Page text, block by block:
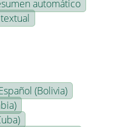
automático
(Bolivia)